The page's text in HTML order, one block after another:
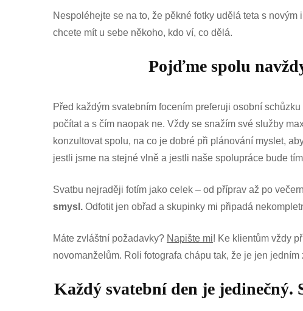
Nespoléhejte se na to, že pěkné fotky udělá teta s
chcete mít u sebe někoho, kdo ví, co dělá.
Pojďme spolu
Před každým svatebním focením preferuji osobní
počítat a s čím naopak ne. Vždy se snažím své služby
konzultovat spolu, na co je dobré při plánování myslet,
jestli jsme na stejné vlně a jestli naše spolupráce bude
Svatbu nejraději fotím jako celek – od příprav až po
smysl. Odfotit jen obřad a skupinky mi připadá
Máte zvláštní požadavky? Napište mi! Ke klientům vždy
novomanželům. Roli fotografa chápu tak, že je jen
Každý svatební den je